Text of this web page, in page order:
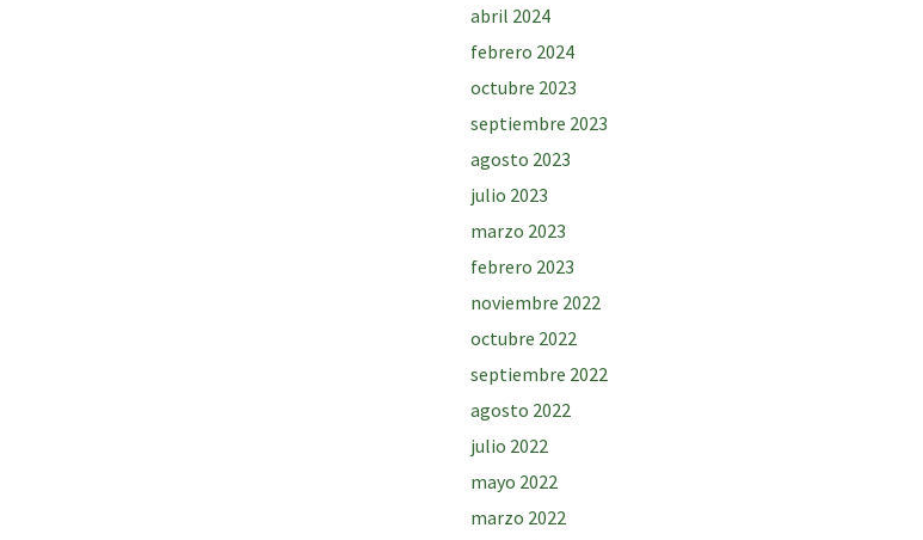
abril 2024
febrero 2024
octubre 2023
septiembre 2023
agosto 2023
julio 2023
marzo 2023
febrero 2023
noviembre 2022
octubre 2022
septiembre 2022
agosto 2022
julio 2022
mayo 2022
marzo 2022